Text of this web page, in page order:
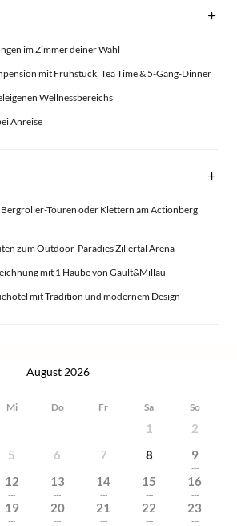
im Zimmer deiner Wahl
mit Frühstück, Tea Time & 5-Gang-Dinner
Wellnessbereichs
Anreise
Bergroller-Touren oder Klettern am Actionberg
zum Outdoor-Paradies Zillertal Arena
mit 1 Haube von Gault&Millau
mit Tradition und modernem Design
August 2026
Mi Do Fr Sa So
1
2
5 6 7 8 9
---
12
---
13
---
14
---
15
---
16
---
19
---
20
---
21
---
22
---
23
---